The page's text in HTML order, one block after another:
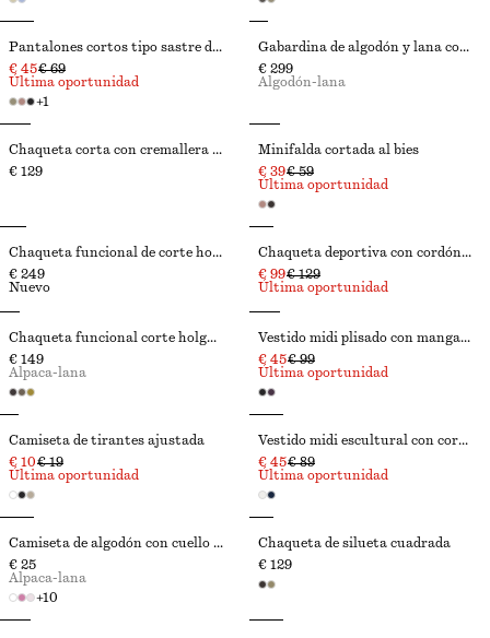
Pantalones cortos tipo sastre de lino
€ 45€ 69
+1
Última oportunidad
Gabardina de algodón y lana con cinturón
€ 299
Algodón-lana
Chaqueta corta con cremallera frontal
€ 129
Minifalda cortada al bies
€ 39€ 59
Última oportunidad
Chaqueta funcional de corte holgado
€ 249
Nuevo
Chaqueta deportiva con cordón de ajuste
€ 99€ 129
Última oportunidad
Chaqueta funcional corte holgado cordón de ajuste
€ 149
Alpaca-lana
Vestido midi plisado con mangas dolman
€ 45€ 99
Última oportunidad
Camiseta de tirantes ajustada
€ 10€ 19
Última oportunidad
Vestido midi escultural con cordones de ajuste
€ 45€ 89
Última oportunidad
Camiseta de algodón con cuello redondo
€ 25
+10
Alpaca-lana
Chaqueta de silueta cuadrada
€ 129